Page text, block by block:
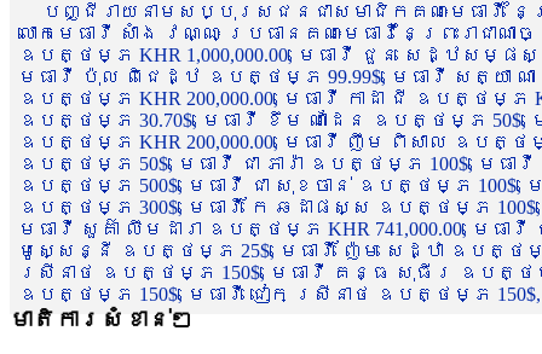
បញ្ជីរាយនាមសប្បុរសជនជាសមាជិកគណៈមេធាវី
លោកមេធាវី សាំង វណ្ណៈ ប្រធានគណៈមេធាវីនៃព្រះរា
ឧបត្ថម្ភ KHR 1,000,000.00, មេធាវី ជួន សេដ្ឋស
មេធាវី ប៉ុល ពិជេដ្ឋ ឧបត្ថម្ភ 99.99$, មេធាវី សត្យា ណ
ឧបត្ថម្ភ KHR 200,000.00, មេធាវី កាដា ជី ឧបត្ថម្ភ
ឧបត្ថម្ភ 30.70$, មេធាវី ខឹម ណាដែន ឧបត្ថម្ភ 50$,
ឧបត្ថម្ភ KHR 200,000.00, មេធាវី ញឹម ពិសាល ឧបត្ថ
ឧបត្ថម្ភ 50$, មេធាវី ជា ភារ៉ា ឧបត្ថម្ភ 100$, មេ
ឧបត្ថម្ភ 500$, មេធាវី ជា សុខចាន់ ឧបត្ថម្ភ
ឧបត្ថម្ភ 300$, មេធាវី កែ ឆដាផស្ស ឧបត្ថម្ភ
មេធាវី សួគ៌ា លឹមដារា ឧបត្ថម្ភ KHR 741,000.00, មេ
មូសេ្សន្នី ឧបត្ថម្ភ 25$, មេធាវី ញ៉ែម សេដ្ឋា ឧបត្ថ
ស្រីនាថ ឧបត្ថម្ភ 150$, មេធាវី គន្ធ សុធីរ ឧបត្ថម្ភ
ឧបត្ថម្ភ 150$, មេធាវី ជៀក ស្រីនាថ ឧបត្ថម្ភ 150$,
មាតិការសំខាន់ៗ